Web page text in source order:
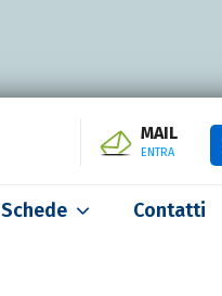
MAIL
ENTRA
Schede Contatti